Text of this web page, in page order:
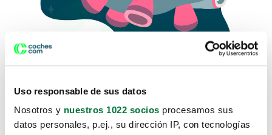
Uso responsable de sus datos
Nosotros y nuestros 1022 socios procesamos sus
datos personales, p.ej., su dirección IP, con tecnologías